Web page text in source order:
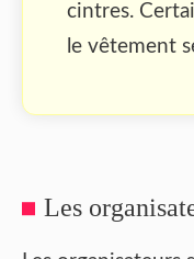
cintres.
le vêtement
Les